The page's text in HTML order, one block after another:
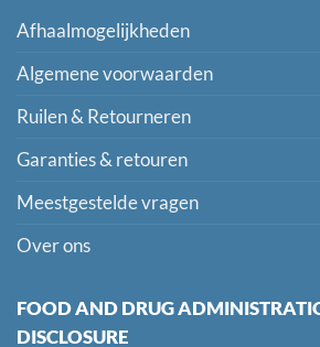
Afhaalmogelijkheden
Algemene voorwaarden
Ruilen & Retourneren
Garanties & retouren
Meestgestelde vragen
Over ons
FOOD AND DRUG
DISCLOSURE